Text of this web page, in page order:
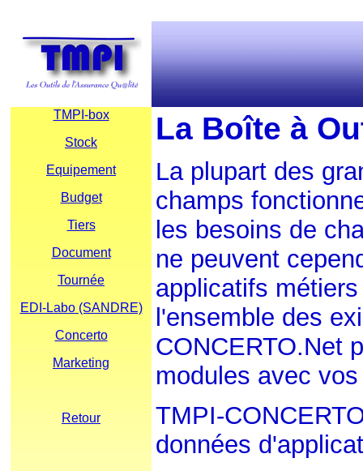
TMPI-box
Stock
Equipement
Budget
Tiers
Document
Tournée
EDI-Labo (SANDRE)
Concerto
Marketing
Retour
La Boîte à
La plupart des
champs
les besoins de
ne peuvent
applicatifs
l'ensemble des
CONCERTO.Net
modules avec
TMPI-
données